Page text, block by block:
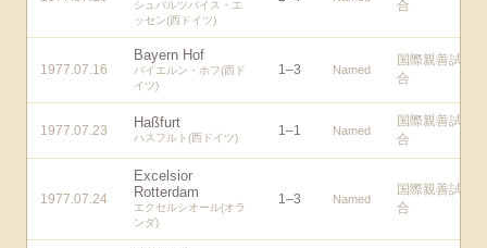
シュバルツバイス・エ
ッセン(西ドイツ)
合
1977.07.16
Bayern Hof
バイエルン・ホフ(西ド
イツ)
1–3 Named
国際親善試
合
1977.07.23 Haßfurt
ハスフルト(西ドイツ) 1–1 Named
国際親善試
合
1977.07.24
Excelsior
Rotterdam
エクセルシオール(オラ
ンダ)
1–3 Named
国際親善試
合